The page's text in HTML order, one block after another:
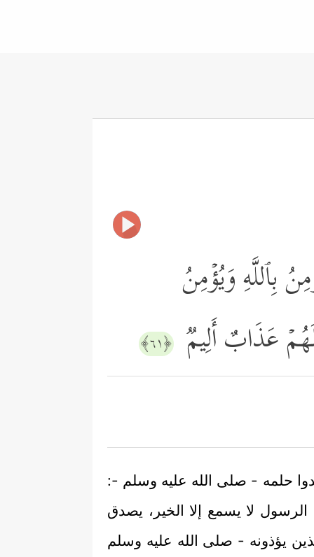
بِٱللَّهِ وَیُؤۡمِنُ
عَذَابٌ أَلِیمࣱ ﴿٦١﴾
حلمه - صلى الله عليه وسلم -:
لا يسمع إلا الخير، يصدق
يؤذونه - صلى الله عليه وسلم